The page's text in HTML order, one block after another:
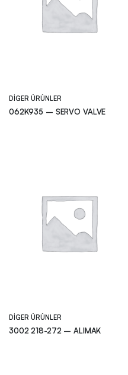
DIGER ÜRÜNLER
062K935 – SERVO VALVE
DIGER ÜRÜNLER
3002 218-272 – ALIMAK